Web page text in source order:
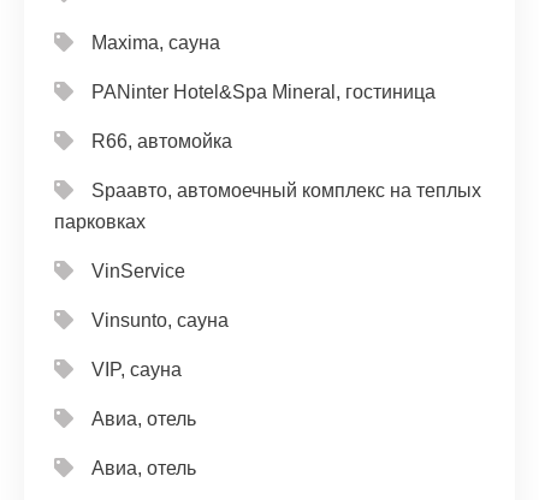
Maxima, сауна
PANinter Hotel&Spa Mineral, гостиница
R66, автомойка
Spaавто, автомоечный комплекс на теплых
парковках
VinService
Vinsunto, сауна
VIP, сауна
Авиа, отель
Авиа, отель